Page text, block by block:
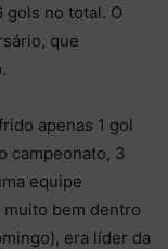
gols no total. O
que
apenas 1 gol
campeonato, 3
equipe
muito bem dentro
era líder da